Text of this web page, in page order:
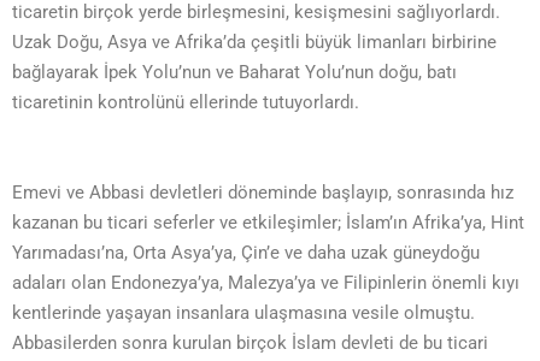
ticaretin birçok yerde birleşmesini, kesişmesini sağlıyorlardı.
Uzak Doğu, Asya ve Afrika’da çeşitli büyük limanları birbirine
bağlayarak İpek Yolu’nun ve Baharat Yolu’nun doğu, batı
ticaretinin kontrolünü ellerinde tutuyorlardı.
Emevi ve Abbasi devletleri döneminde başlayıp, sonrasında hız
kazanan bu ticari seferler ve etkileşimler; İslam’ın Afrika’ya, Hint
Yarımadası’na, Orta Asya’ya, Çin’e ve daha uzak güneydoğu
adaları olan Endonezya’ya, Malezya’ya ve Filipinlerin önemli kıyı
kentlerinde yaşayan insanlara ulaşmasına vesile olmuştu.
Abbasilerden sonra kurulan birçok İslam devleti de bu ticari